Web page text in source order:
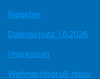
Ratgeber
Datenschutz 1.6.2026
Impressum
Weihnachtsgruß hissu